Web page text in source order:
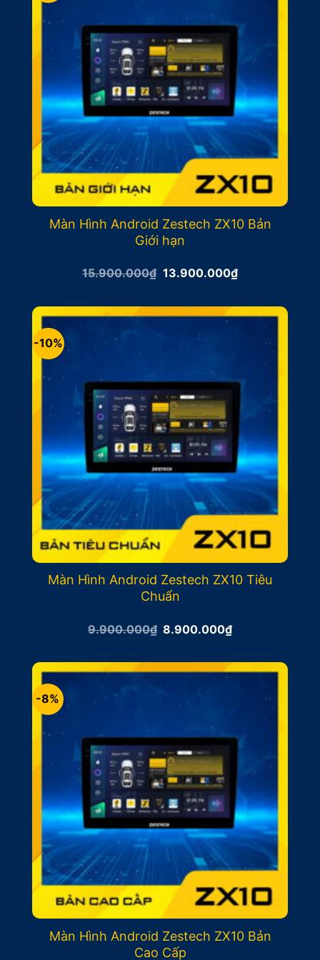
Màn Hình Android Zestech ZX10 Bản
Giới hạn
15.900.000₫ Giá
15.900.000₫.
13.900.000₫Giá
hiện
là:
13.900.000₫.
-10%
Màn Hình Android Zestech ZX10 Tiêu
Chuẩn
9.900.000₫ Giá
9.900.000₫.
8.900.000₫Giá
là:
8.900.000₫.
-8%
Màn Hình Android Zestech ZX10 Bản
Cao Cấp